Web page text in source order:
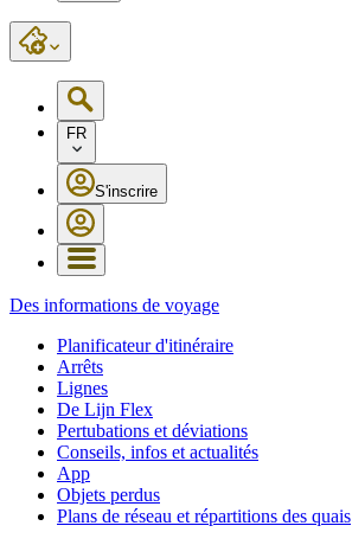
FR
S'inscrire
Des informations de voyage
Planificateur d'itinéraire
Arrêts
Lignes
De Lijn Flex
Pertubations et déviations
Conseils, infos et actualités
App
Objets perdus
Plans de réseau et répartitions des quais